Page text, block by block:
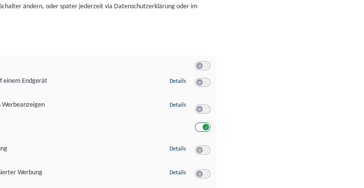
ändern, oder später jederzeit via Datenschutzerklärung oder im
einem Endgerät
Details zu Speichern von oder Zugriff auf Informationen auf einem Endgerät
Details zu Verwendung reduzierter Daten zur Auswahl von Werbeanzeigen
Details zu Erstellung von Profilen für personalisierte Werbung
Werbung
Details zu Verwendung von Profilen zur Auswahl personalisierter Werbung